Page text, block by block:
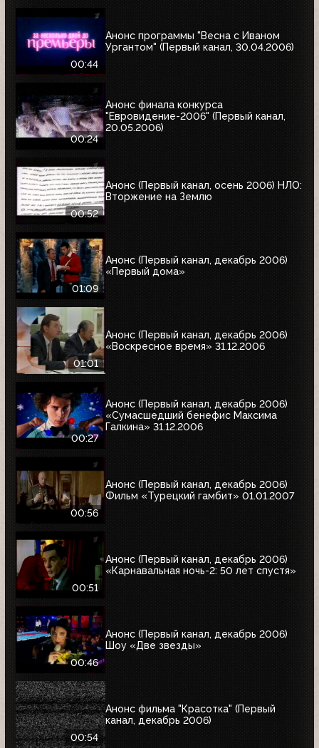
00:44
Анонс программы "Весна с Иваном
Ургантом" (Первый канал, 30.04.2006)
00:24
Анонс финала конкурса
"Евровидение-2006" (Первый канал,
20.05.2006)
00:52
Анонс (Первый канал, осень 2006) НЛО:
Вторжение на Землю
01:09
Анонс (Первый канал, декабрь 2006)
«Первый дома»
01:01
Анонс (Первый канал, декабрь 2006)
«Воскресное время» 31.12.2006
00:27
Анонс (Первый канал, декабрь 2006)
«Сумасшедший бенефис Максима
Галкина» 31.12.2006
00:56
Анонс (Первый канал, декабрь 2006)
Фильм «Турецкий гамбит» 01.01.2007
00:51
Анонс (Первый канал, декабрь 2006)
«Карнавальная ночь-2: 50 лет спустя»
00:46
Анонс (Первый канал, декабрь 2006)
Шоу «Две звезды»
00:54
Анонс фильма "Красотка" (Первый
канал, декабрь 2006)